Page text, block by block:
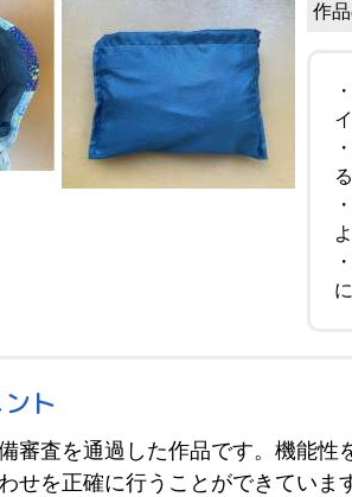
作
ト
審査を通過した作品です。機能
せを正確に行うことができていま